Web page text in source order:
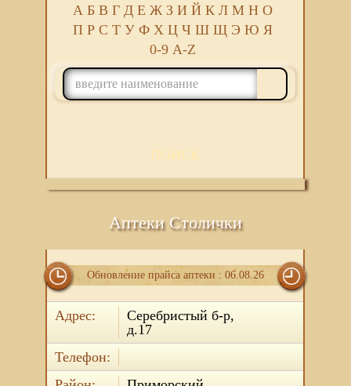
А Б В Г Д Е Ж З И Й К Л М Н О
П Р С Т У Ф Х Ц Ч Ш Щ Э Ю Я
0-9 A-Z
ПОИСК
Аптеки Столички
Обновление прайса аптеки : 06.08.26
Адрес:
Серебристый б-р,
д.17
Телефон: